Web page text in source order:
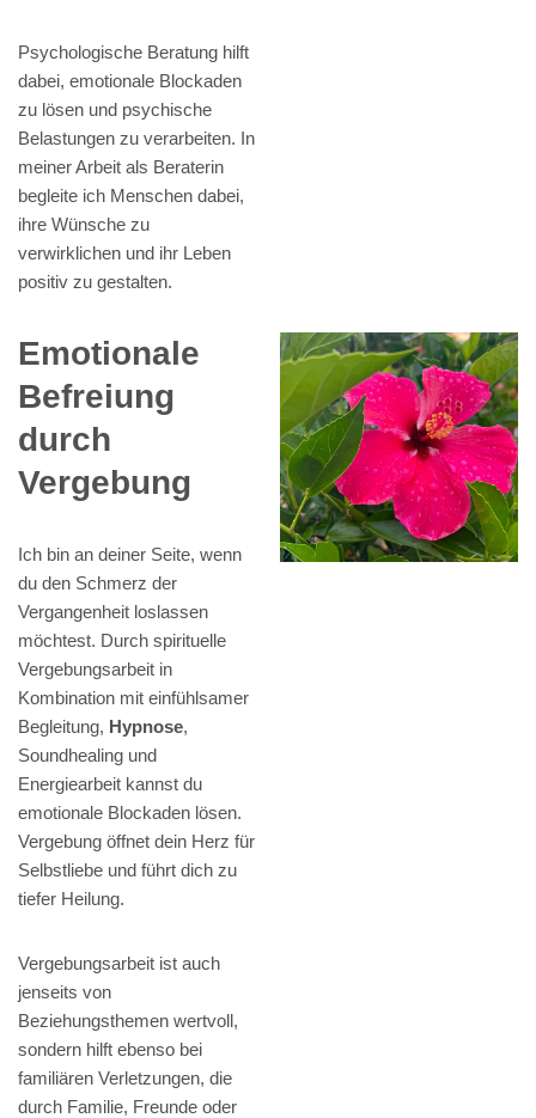
Psychologische Beratung hilft
dabei, emotionale Blockaden
zu lösen und psychische
Belastungen zu verarbeiten. In
meiner Arbeit als Beraterin
begleite ich Menschen dabei,
ihre Wünsche zu
verwirklichen und ihr Leben
positiv zu gestalten.
Emotionale
Befreiung
durch
Vergebung
Ich bin an deiner Seite, wenn
du den Schmerz der
Vergangenheit loslassen
möchtest. Durch spirituelle
Vergebungsarbeit in
Kombination mit einfühlsamer
Begleitung, Hypnose,
Soundhealing und
Energiearbeit kannst du
emotionale Blockaden lösen.
Vergebung öffnet dein Herz für
Selbstliebe und führt dich zu
tiefer Heilung.
Vergebungsarbeit ist auch
jenseits von
Beziehungsthemen wertvoll,
sondern hilft ebenso bei
familiären Verletzungen, die
durch Familie, Freunde oder